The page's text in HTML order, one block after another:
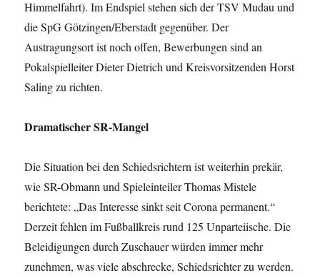
Himmelfahrt). Im Endspiel stehen sich der TSV Mudau und
die SpG Götzingen/Eberstadt gegenüber. Der
Austragungsort ist noch offen, Bewerbungen sind an
Pokalspielleiter Dieter Dietrich und Kreisvorsitzenden Horst
Saling zu richten.
Dramatischer SR-Mangel
Die Situation bei den Schiedsrichtern ist weiterhin prekär,
wie SR-Obmann und Spieleinteiler Thomas Mistele
berichtete: „Das Interesse sinkt seit Corona permanent.“
Derzeit fehlen im Fußballkreis rund 125 Unparteiische. Die
Beleidigungen durch Zuschauer würden immer mehr
zunehmen, was viele abschrecke, Schiedsrichter zu werden.